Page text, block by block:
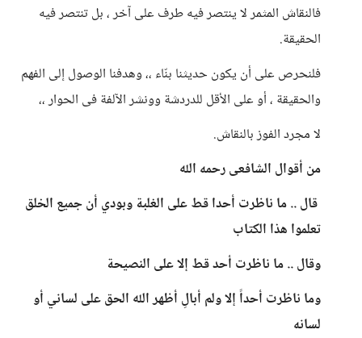
فالنقاش المثمر لا ينتصر فيه طرف على آخر ، بل تنتصر فيه
الحقيقة.
فلنحرص على أن يكون حديثنا بنّاء ،، وهدفنا الوصول إلى الفهم
والحقيقة ، أو على الأقل للدردشة وونشر الآلفة فى الحوار ،،
لا مجرد الفوز بالنقاش.
من أقوال الشافعى رحمه الله
قال .. ما ناظرت أحدا قط على الغلبة وبودي أن جميع الخلق
تعلموا هذا الكتاب
وقال .. ما ناظرت أحد قط إلا على النصيحة
وما ناظرت أحداً إلا ولم أبالِ أظهر الله الحق على لساني أو
لسانه